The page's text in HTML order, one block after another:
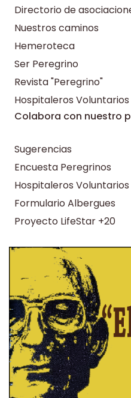
Directorio de
Nuestros caminos
Hemeroteca
Ser Peregrino
Revista "Peregrino"
Hospitaleros Voluntarios
Colabora con nuestro
Sugerencias
Encuesta Peregrinos
Hospitaleros Voluntarios
Formulario Albergues
Proyecto LifeStar +20